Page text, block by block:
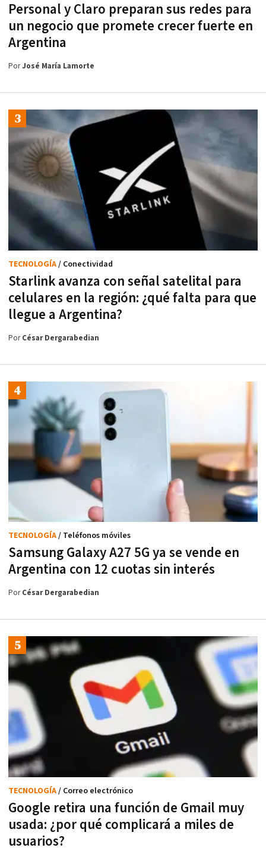
Personal y Claro preparan sus redes para
un negocio que promete crecer fuerte en
Argentina
PorJosé María Lamorte
Starlink avanza con señal satelital para
celulares en la región: ¿qué falta para que
llegue a Argentina?
TECNOLOGÍA/ Conectividad
PorCésar Dergarabedian
Samsung Galaxy A27 5G ya se vende en
Argentina con 12 cuotas sin interés
TECNOLOGÍA/ Teléfonos móviles
PorCésar Dergarabedian
Google retira una función de Gmail muy
usada: ¿por qué complicará a miles de
usuarios?
TECNOLOGÍA/ Correo electrónico